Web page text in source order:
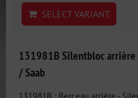
SELECT VARIANT
131981B Silentbloc arrière
/ Saab
131981B : Berceau arrière -